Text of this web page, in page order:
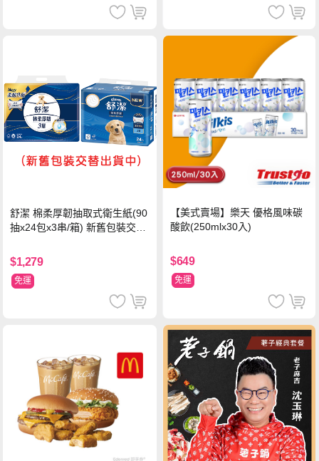
舒潔 棉柔厚韌抽取式衛生紙(90
抽x24包x3串/箱) 新舊包裝交替
$1,279
免運
【美式賣場】樂天 優格風味碳
酸飲(250mlx30入)
$649
免運